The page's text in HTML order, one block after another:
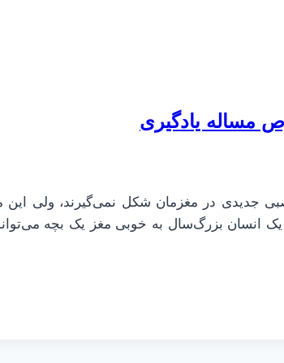
مساله یادگیری
جدیدی در مغزمان شکل نمی‌گیرند، ولی
انسان بزرگ‌سال به خوبی مغز یک بچه می‌تواند